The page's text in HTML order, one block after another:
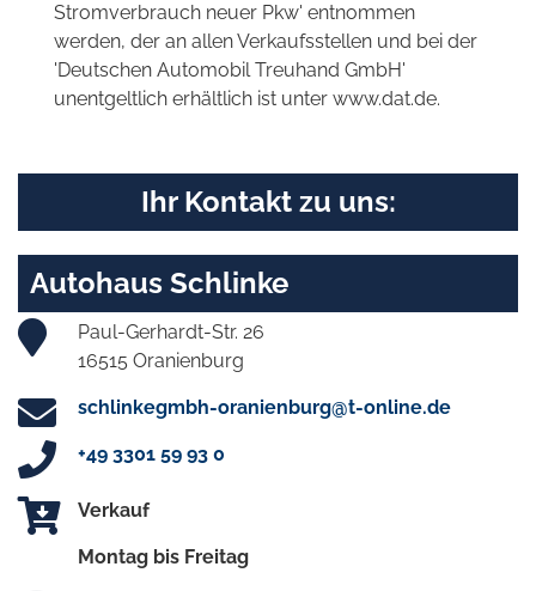
Stromverbrauch neuer Pkw' entnommen
werden, der an allen Verkaufsstellen und bei der
'Deutschen Automobil Treuhand GmbH'
unentgeltlich erhältlich ist unter www.dat.de.
Ihr Kontakt zu uns:
Autohaus Schlinke
Paul-Gerhardt-Str. 26
16515 Oranienburg
schlinkegmbh-oranienburg@t-online.de
+49 3301 59 93 0
Verkauf
Montag bis Freitag